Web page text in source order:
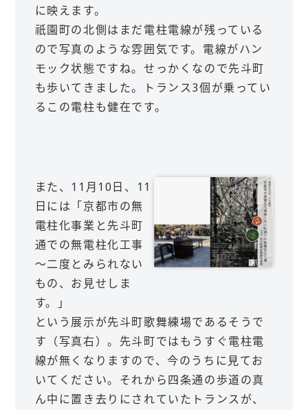
に映えます。
祇園町の北側はまだ電柱電線が残っている
ので写真のような雰囲気です。電線がハン
モック状態ですね。せっかくなので先斗町
も歩いてきました。トランス3個が乗ってい
るこの電柱も健在です。
また、11月10日、11
日には「京都市の無
電柱化事業と先斗町
通での無電柱化工事
～二度とみられない
もの、お見せしま
す。」
という展示が先斗町歌舞練場であるそうで
す（写真右）。先斗町ではもうすぐ電柱電
線が無くなりますので、今のうちに見てお
いてください。それから四条通の歩道の真
ん中に置き去りにされていたトランスが、